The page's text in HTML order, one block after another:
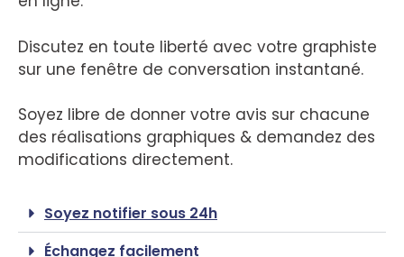
Discutez en toute liberté avec votre graphiste
sur une fenêtre de conversation instantané.
Soyez libre de donner votre avis sur chacune
des réalisations graphiques & demandez des
modifications directement.
Soyez notifier sous 24h
Échangez facilement